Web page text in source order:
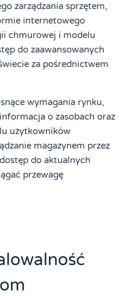
zarządzania sprzętem,
internetowego
chmurowej i modelu
do zaawansowanych
za pośrednictwem
wymagania rynku,
o zasobach oraz
użytkowników
magazynem przez
do aktualnych
przewagę